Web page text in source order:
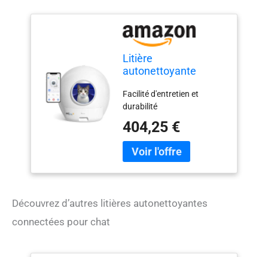
Litière
autonettoyante
de Toilette pour Chat
eziclean® CATBOT
K10i
Facilité d'entretien et
durabilité
404,25 €
Découvrez d’autres litières autonettoyantes
connectées pour chat